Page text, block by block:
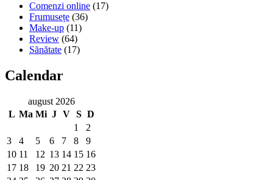
Comenzi online (17)
Frumusețe (36)
Make-up (11)
Review (64)
Sănătate (17)
Calendar
august 2026
L Ma Mi J V S D
1
2
3
4 5 6 7 8
9
10 11 12 13 14 15 16
17 18 19 20 21 22 23